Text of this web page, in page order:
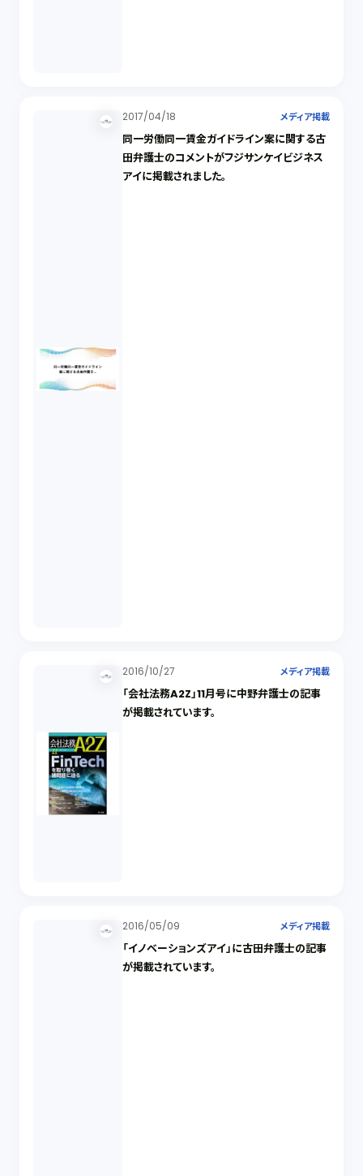
2017/04/18 メディア掲載
同一労働同一賃金ガイドライン案に関する古
田弁護士のコメントがフジサンケイビジネス
アイに掲載されました。
2016/10/27 メディア掲載
「会社法務A2Z」11月号に中野弁護士の記事
が掲載されています。
2016/05/09 メディア掲載
「イノベーションズアイ」に古田弁護士の記事
が掲載されています。